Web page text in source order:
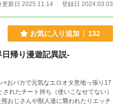
更新日 2025.11.14
登録日 2024.03.03
お気に入り追加 132
帰り漫遊記異説-
おバカで元気なエロオタ意地っ張り17
たチート持ち（使いこなせてない）
おじさんや獣人達に襲われたりエッチ